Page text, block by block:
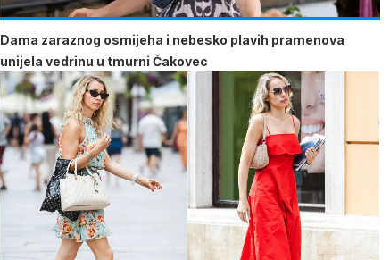
Dama zaraznog osmijeha i nebesko plavih pramenova
unijela vedrinu u tmurni Čakovec